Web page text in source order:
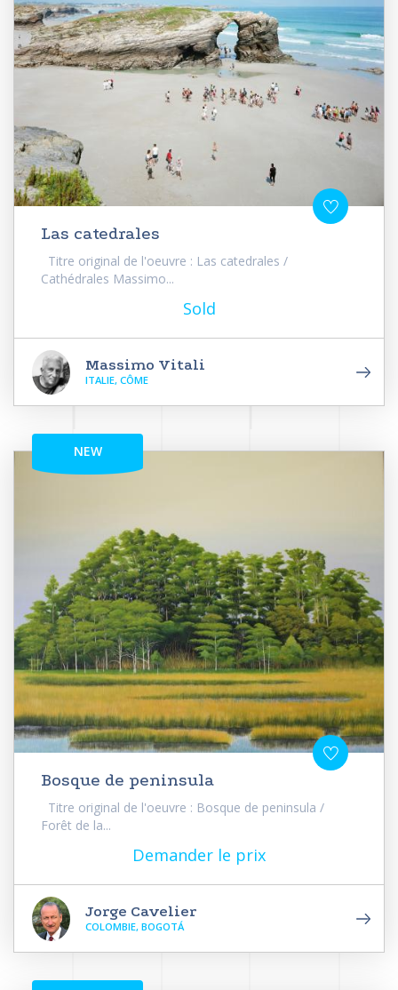
Las catedrales
Titre original de l'oeuvre : Las catedrales /
Cathédrales Massimo...
Sold
Massimo Vitali
ITALIE, CÔME
NEW
Bosque de peninsula
Titre original de l'oeuvre : Bosque de peninsula /
Forêt de la...
Demander le prix
Jorge Cavelier
COLOMBIE, BOGOTÁ